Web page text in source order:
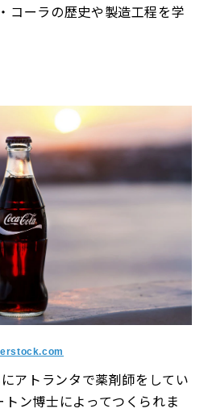
コーラの歴史や製造工程を学
アトランタで薬剤師をしてい
ン博士によってつくられま